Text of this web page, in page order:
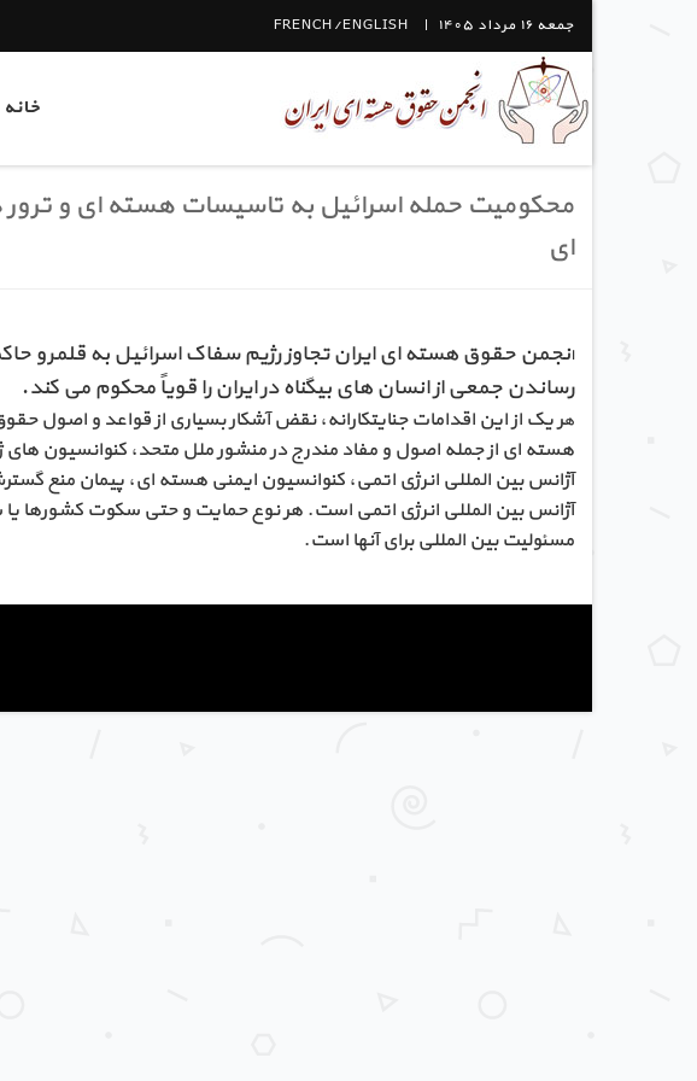
جمعه ۱۶ مرداد ۱۴۰۵ FRENCH/ENGLISH
خانه
محکومیت حمله اسرائیل به تاسیسات هسته ای و
ای
انجمن حقوق هسته ­ای ایران تجاوز رژیم سفاک اسرائیل به قلمرو
رساندن جمعی از انسان­ های بی­گناه در ایران را قویاً محکوم می­ کند.
هر یک از این اقدامات جنایتکارانه، نقض آشکار بسیاری از قواعد و
هسته­ ای از جمله اصول و مفاد مندرج در منشور ملل متحد، کنوانسیون­
آژانس بین ­المللی انرژی اتمی، کنوانسیون ایمنی هسته­ ای، پیمان منع
آژانس بین ­المللی انرژی اتمی است. هر نوع حمایت و حتی سکوت کشورها یا
مسئولیت بین­ المللی برای آن­ها است.